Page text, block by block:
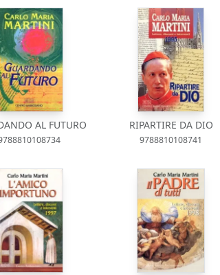
AL FUTURO RIPARTIRE DA DIO
9788810108741